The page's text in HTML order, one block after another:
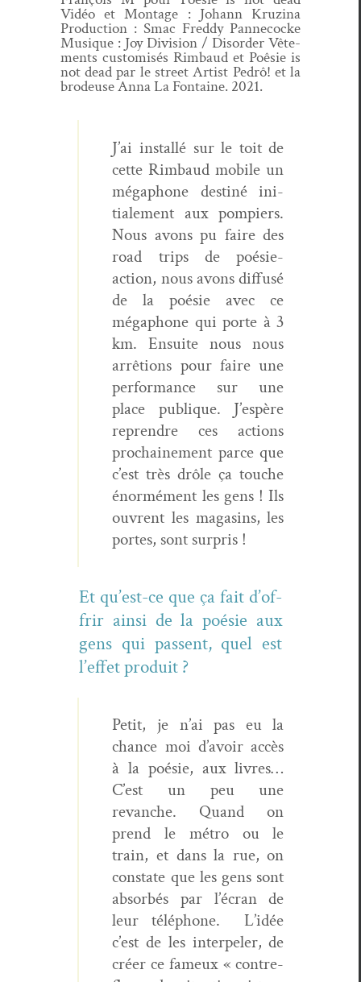
Vidéo et Mon­tage : Johann Kruz­i­na
Pro­duc­tion : Smac Fred­dy Pan­necocke
Musique : Joy Divi­sion / Dis­or­der Vête­
ments cus­tomisés Rim­baud et Poêsie is
not dead par le street Artist Pedrô! et la
brodeuse Anna La Fontaine. 2021.
J’ai instal­lé sur le toit de
cette Rim­baud mobile un
méga­phone des­tiné ini­
tiale­ment aux pom­piers.
Nous avons pu faire des
road trips de poésie-
action, nous avons dif­fusé
de la poésie avec ce
méga­phone qui porte à 3
km. Ensuite nous nous
arrê­tions pour faire une
per­for­mance sur une
place publique. J’e­spère
repren­dre ces actions
prochaine­ment parce que
c’est très drôle ça touche
énor­mé­ment les gens ! Ils
ouvrent les mag­a­sins, les
portes, sont surpris !
Et qu’est-ce que ça fait d’of­
frir ain­si de la poésie aux
gens qui passent, quel est
l’effet produit ?
Petit, je n’ai pas eu la
chance moi d’avoir accès
à la poésie, aux livres…
C’est un peu une
revanche. Quand on
prend le métro ou le
train, et dans la rue, on
con­state que les gens sont
absorbés par l’écran de
leur télé­phone.
L’idée
c’est de les inter­pel­er, de
créer ce fameux « con­tre-